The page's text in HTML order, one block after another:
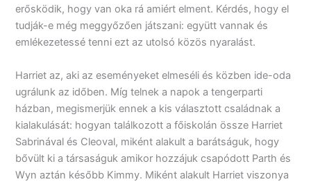
erősködik, hogy van oka rá amiért elment. Kérdés, hogy el
tudják-e még meggyőzően játszani: együtt vannak és
emlékezetessé tenni ezt az utolsó közös nyaralást.
Harriet az, aki az eseményeket elmeséli és közben ide-oda
ugrálunk az időben. Míg telnek a napok a tengerparti
házban, megismerjük ennek a kis választott családnak a
kialakulását: hogyan találkozott a főiskolán össze Harriet
Sabrinával és Cleoval, miként alakult a barátságuk, hogy
bővült ki a társaságuk amikor hozzájuk csapódott Parth és
Wyn aztán később Kimmy. Miként alakult Harriet viszonya